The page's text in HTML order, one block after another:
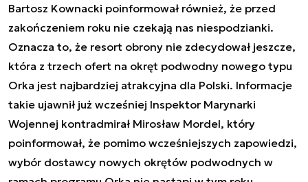
Bartosz Kownacki poinformował również, że przed
zakończeniem roku nie czekają nas niespodzianki.
Oznacza to, że resort obrony nie zdecydował jeszcze,
która z trzech ofert na okręt podwodny nowego typu
Orka jest najbardziej atrakcyjna dla Polski. Informacje
takie ujawnił już wcześniej Inspektor Marynarki
Wojennej kontradmirał Mirosław Mordel, który
poinformował, że pomimo wcześniejszych zapowiedzi,
wybór dostawcy nowych okrętów podwodnych w